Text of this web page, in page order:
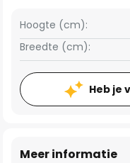
Breedte (cm):
Hoogte (cm):
Heb je
Meer informatie